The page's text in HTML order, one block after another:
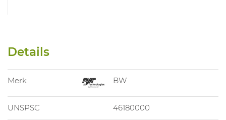
Details
Merk BW
UNSPSC 46180000